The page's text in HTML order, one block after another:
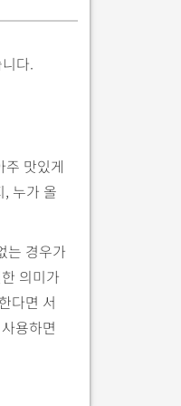
다.
맛있게
누가 올
는 경우가
의미가
다면 서
용하면